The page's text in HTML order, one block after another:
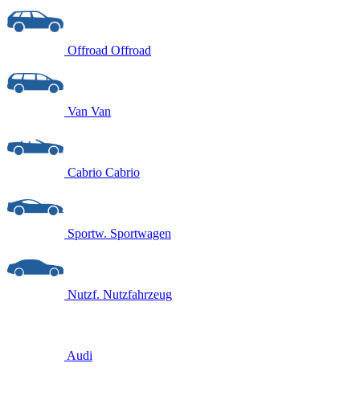
Offroad Offroad
Van Van
Cabrio Cabrio
Sportw. Sportwagen
Nutzf. Nutzfahrzeug
Audi